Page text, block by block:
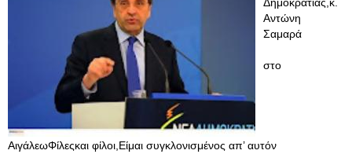
Αντώνη
Σαμαρά
στο
ΑιγάλεωΦίλεςκαι φίλοι,Είμαι συγκλονισμένος απ’ αυτόν